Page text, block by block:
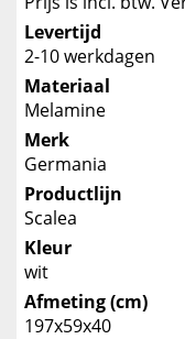
Levertijd
2-10 werkdagen
Materiaal
Melamine
Merk
Germania
Productlijn
Scalea
Kleur
wit
Afmeting (cm)
197x59x40